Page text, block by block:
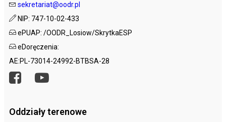
sekretariat@oodr.pl
NIP: 747-10-02-433
ePUAP: /OODR_Losiow/SkrytkaESP
eDoręczenia:
AE:PL-73014-24992-BTBSA-28
Oddziały terenowe